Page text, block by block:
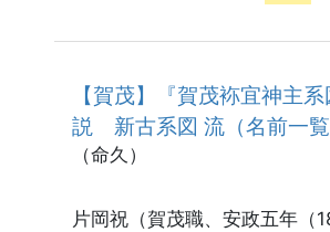
【賀茂】『賀茂袮宜神主
説 新古系図 流（名前一覧
（命久）
片岡祝（賀茂職、安政五年（